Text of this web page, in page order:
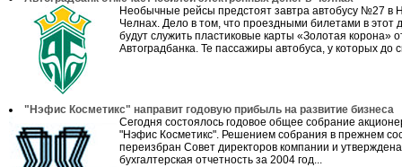
Необычные рейсы предстоят завтра автобусу №27 в
Челнах. Дело в том, что проездными билетами в этот
будут служить пластиковые карты «Золотая корона»
Автоградбанка. Те пассажиры автобуса, у которых до
"Нэфис Косметикс" направит годовую прибыль на развитие бизнеса
Сегодня состоялось годовое общее собрание
"Нэфис Косметикс". Решением собрания в прежнем
переизбран Совет директоров компании и утверждена
бухгалтерская отчетность за 2004 год...